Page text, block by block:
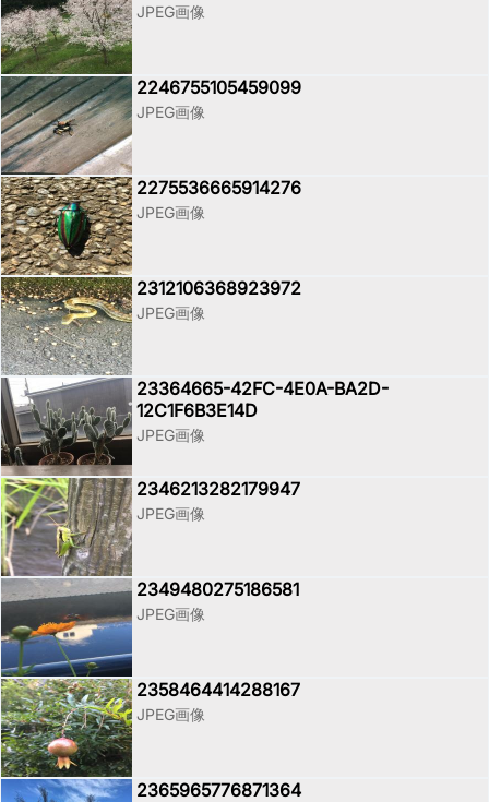
JPEG画像
2246755105459099
JPEG画像
2275536665914276
JPEG画像
2312106368923972
JPEG画像
23364665-42FC-4E0A-BA2D-
12C1F6B3E14D
JPEG画像
2346213282179947
JPEG画像
2349480275186581
JPEG画像
2358464414288167
JPEG画像
2365965776871364